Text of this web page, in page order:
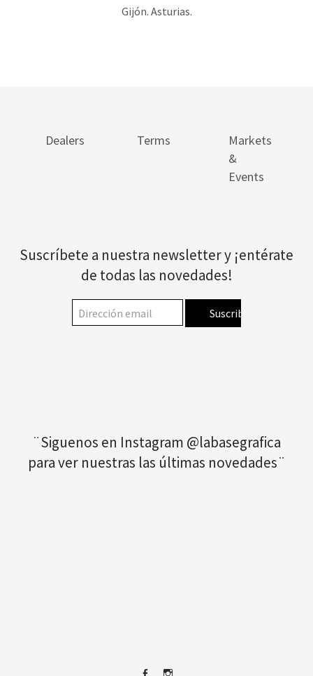
Gijón. Asturias.
Dealers Terms
Markets
&
Events
Suscríbete a nuestra newsletter y ¡entérate
de todas las novedades!
¨Siguenos en Instagram @labasegrafica
para ver nuestras las últimas novedades¨